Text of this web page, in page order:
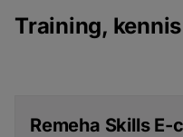
Training,
Remeha Skills E-